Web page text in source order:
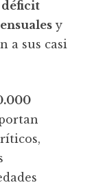
déficit
y
a sus casi